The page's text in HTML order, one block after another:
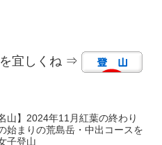
宜しくね ⇒
山】2024年11月紅葉の終わり
始まりの荒島岳・中出コースを
子登山